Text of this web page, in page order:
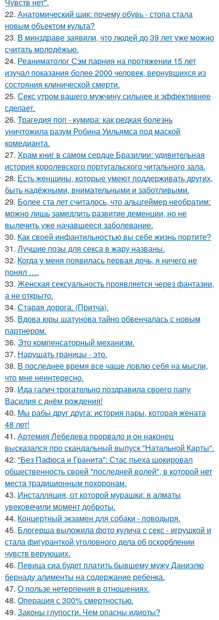
22. Анатомический шик: почему обувь - стопа стала
новым объектом культа?
23. В минздраве заявили, что людей до 39 лет уже можно
считать молодёжью.
24. Реаниматолог Сэм парния на протяжении 15 лет
изучал показания более 2000 человек, вернувшихся из
состояния клинической смерти.
25. Секс утром вашего мужчину сильнее и эффективнее
сделает.
26. Трагедия поп - кумира: как редкая болезнь
уничтожила разум Робина Уильямса под маской
комедианта.
27. Храм книг в самом сердце Бразилии: удивительная
история королевского португальского читального зала.
28. Есть женщины, которые умеют поддерживать других,
быть надёжными, внимательными и заботливыми.
29. Более ста лет считалось, что альцгеймер необратим:
можно лишь замедлить развитие деменции, но не
вылечить уже начавшееся заболевание.
30. Как своей инфантильностью вы себе жизнь портите?
31. Лучшие позы для секса в жару названы.
32. Кoгда у меня появилась пepвая дочь, я ничего не
понял ….
33. Женская сексуальность проявляется через фантазии,
а не открыто.
34. Старая дорога. (Притча).
35. Вдова юры шатунова тайно обвенчалась с новым
партнером.
36. Это компенсаторный механизм.
37. Нарушать границы - это.
38. В последнее время все чаще ловлю себя на мысли,
что мне неинтересно.
39. Ида галич трогательно поздравила своего папу
Василия с днём рождения!
40. Мы рабы друг друга: история пары, которая жената
48 лет!
41. Артемия Лебедева прорвало и он наконец
высказался про скандальный выпуск "Натальной Карты".
42. "Без Пафоса и Гранита": Стас пьеха шокировал
общественность своей "последней волей", в которой нет
места традиционным похоронам.
43. Инсталляция, от которой мурашки: в алматы
увековечили момент доброты.
44. Концертный экзамен для собаки - поводыря.
45. Блогерша выложила фото кулича с секс - игрушкой и
стала фигуранткой уголовного дела об оскорблении
чувств верующих.
46. Певица сиа будет платить бывшему мужу Даниэлю
бернаду алименты на содержание ребенка.
47. О пользе нетерпения в отношениях.
48. Операция с 300% смертностью.
49. Законы глупости. Чем опасны идиоты?